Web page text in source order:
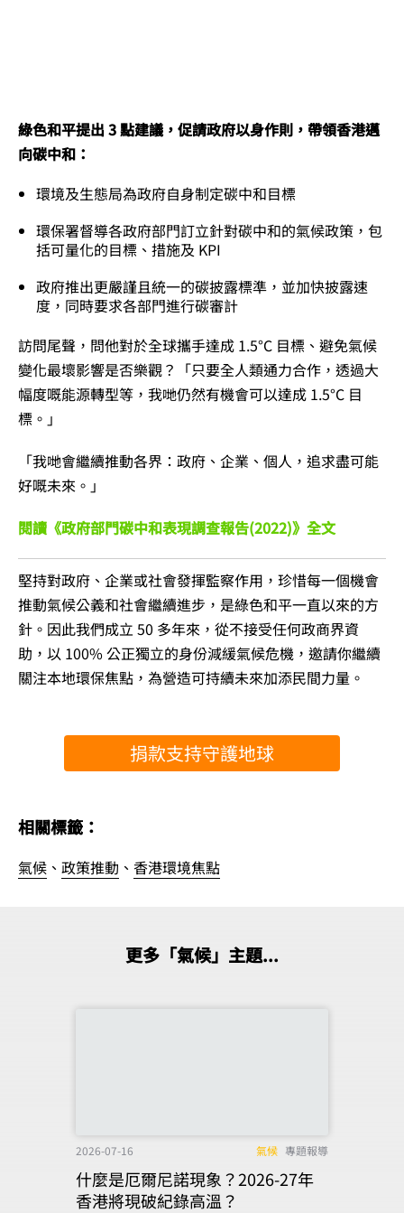
綠色和平提出 3 點建議，促請政府以身作則，帶領香港邁
向碳中和：
環境及生態局為政府自身制定碳中和目標
環保署督導各政府部門訂立針對碳中和的氣候政策，包
括可量化的目標、措施及 KPI
政府推出更嚴謹且統一的碳披露標準，並加快披露速
度，同時要求各部門進行碳審計
訪問尾聲，問他對於全球攜手達成 1.5°C 目標、避免氣候
變化最壞影響是否樂觀？「只要全人類通力合作，透過大
幅度嘅能源轉型等，我哋仍然有機會可以達成 1.5°C 目
標。」
「我哋會繼續推動各界：政府、企業、個人，追求盡可能
好嘅未來。」
閱讀《政府部門碳中和表現調查報告(2022)》全文
堅持對政府、企業或社會發揮監察作用，珍惜每一個機會
推動氣候公義和社會繼續進步，是綠色和平一直以來的方
針。因此我們成立 50 多年來，從不接受任何政商界資
助，以 100% 公正獨立的身份減緩氣候危機，邀請你繼續
關注本地環保焦點，為營造可持續未來加添民間力量。
捐款支持守護地球
相關標籤：
氣候 、 政策推動 、 香港環境焦點
更多「氣候」主題...
2026-07-16 氣候 專題報導
什麼是厄爾尼諾現象？2026-27年
香港將現破紀錄高溫？